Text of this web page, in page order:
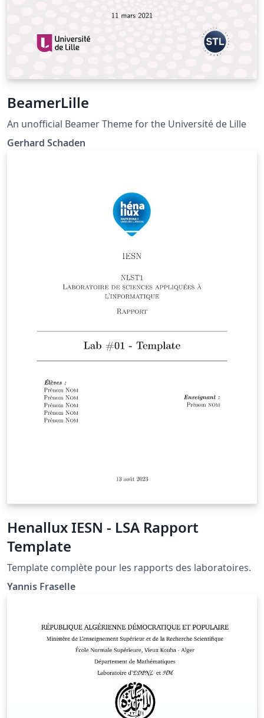
BeamerLille
An unofficial Beamer Theme for the Université de Lille
Gerhard Schaden
Henallux IESN - LSA Rapport
Template
Template complète pour les rapports des laboratoires.
Yannis Fraselle